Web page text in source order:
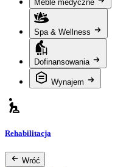
Meble medyczne
Spa & Wellness
Dofinansowania
Wynajem
Rehabilitacja
Wróć